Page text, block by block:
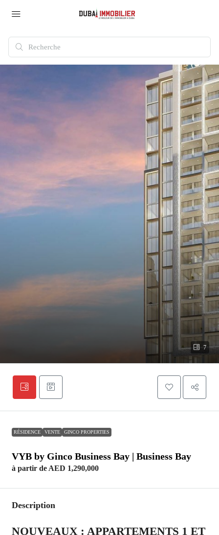
7
RÉSIDENCE VENTE GINCO PROPERTIES
VYB by Ginco Business Bay | Business Bay
à partir de AED 1,290,000
Description
NOUVEAUX : APPARTEMENTS 1 ET